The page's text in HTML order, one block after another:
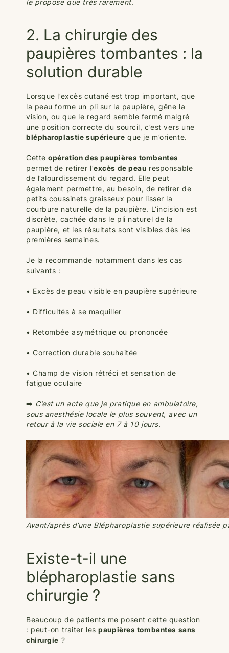
le propose que très rarement.
2. La chirurgie des
paupières tombantes : la
solution durable
Lorsque l’excès cutané est trop important, que
la peau forme un pli sur la paupière, gêne la
vision, ou que le regard semble fermé malgré
une position correcte du sourcil, c’est vers une
blépharoplastie supérieure que je m’oriente.
Cetteopération des paupières tombantes
permet de retirer l’excès de peau responsable
de l’alourdissement du regard. Elle peut
également permettre, au besoin, de retirer de
petits coussinets graisseux pour lisser la
courbure naturelle de la paupière. L’incision est
discrète, cachée dans le pli naturel de la
paupière, et les résultats sont visibles dès les
premières semaines.
Je la recommande notamment dans les cas
suivants :
• Excès de peau visible en paupière supérieure
• Difficultés à se maquiller
• Retombée asymétrique ou prononcée
• Correction durable souhaitée
• Champ de vision rétréci et sensation de
fatigue oculaire
➡️ C’est un acte que je pratique en ambulatoire,
sous anesthésie locale le plus souvent, avec un
retour à la vie sociale en 7 à 10 jours.
Avant/après d’une Blépharoplastie supérieure réalisée
Existe-t-il une
blépharoplastie sans
chirurgie ?
Beaucoup de patients me posent cette question
: peut-on traiter lespaupières tombantes sans
chirurgie ?